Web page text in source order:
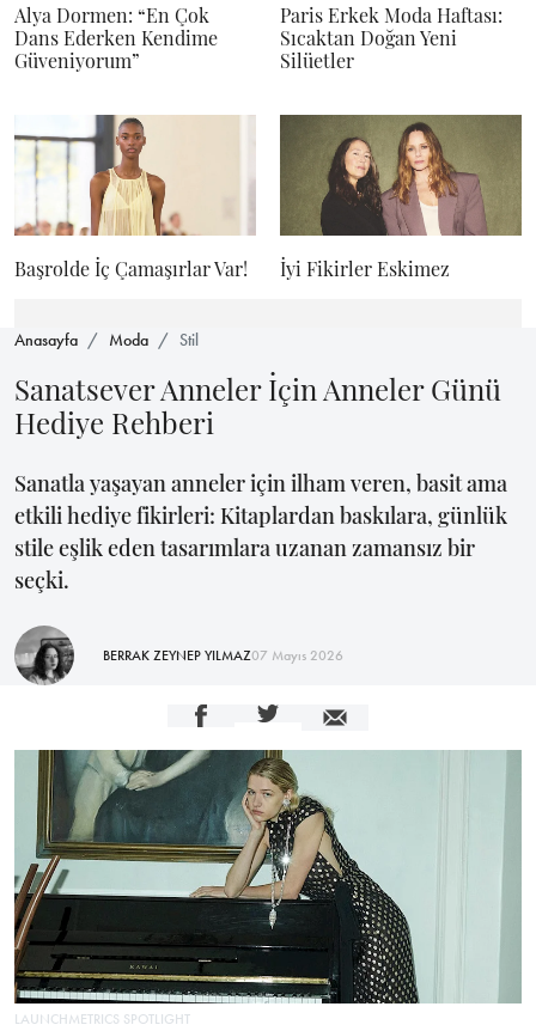
Alya Dormen: “En Çok
Dans Ederken Kendime
Güveniyorum”
Paris Erkek Moda Haftası:
Sıcaktan Doğan Yeni
Silüetler
Başrolde İç Çamaşırlar Var! İyi Fikirler Eskimez
Anasayfa Moda Stil
Sanatsever Anneler İçin Anneler Günü
Hediye Rehberi
Sanatla yaşayan anneler için ilham veren, basit ama
etkili hediye fikirleri: Kitaplardan baskılara, günlük
stile eşlik eden tasarımlara uzanan zamansız bir
seçki.
BERRAK ZEYNEP YILMAZ07 Mayıs 2026
LAUNCHMETRICS SPOTLIGHT